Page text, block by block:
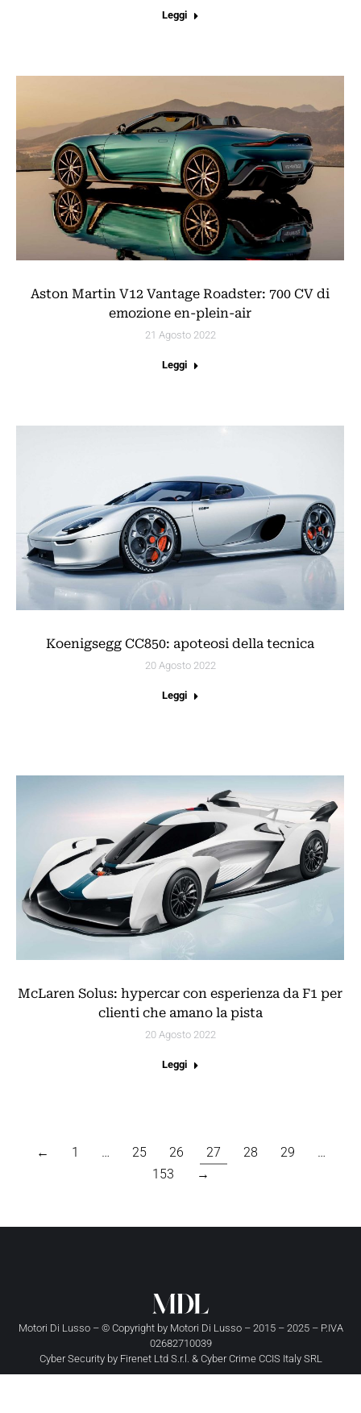
Leggi
Aston Martin V12 Vantage Roadster: 700 CV di
emozione en-plein-air
21 Agosto 2022
Leggi
Koenigsegg CC850: apoteosi della tecnica
20 Agosto 2022
Leggi
McLaren Solus: hypercar con esperienza da F1 per
clienti che amano la pista
20 Agosto 2022
Leggi
← 1 … 25 26 27 28 29
…
153
→
Motori Di Lusso – © Copyright by Motori Di Lusso– 2015 – 2025 – P.IVA
02682710039
Cyber Security by Firenet Ltd S.r.l. & Cyber Crime CCIS Italy SRL